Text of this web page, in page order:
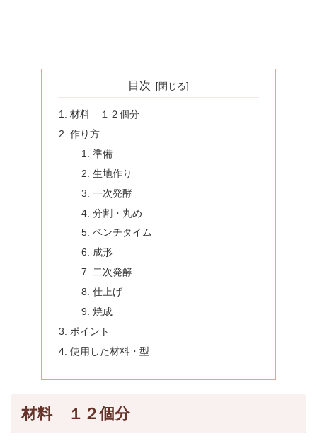
目次
材料 １２個分
作り方
準備
生地作り
一次発酵
分割・丸め
ベンチタイム
成形
二次発酵
仕上げ
焼成
ポイント
使用した材料・型
材料 １２個分